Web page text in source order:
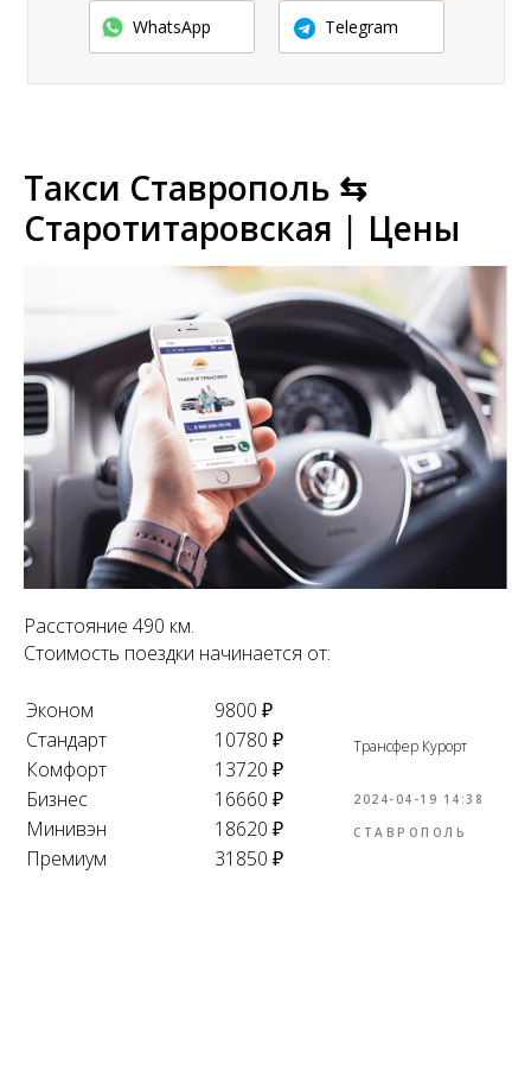
WhatsApp Telegram
Такси Ставрополь ⇆
Старотитаровская | Цены
Расстояние 490 км.
Стоимость поездки начинается от:
Эконом
9800 ₽
Стандарт
10780 ₽
Комфорт
13720 ₽
Бизнес
16660 ₽
Минивэн
18620 ₽
Премиум
31850 ₽
Трансфер Курорт
2024-04-19 14:38
СТАВРОПОЛЬ